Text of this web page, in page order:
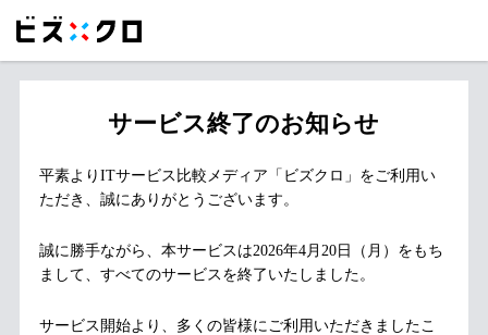
サービス終了のお知らせ
平素よりITサービス比較メディア「ビズクロ」をご利用い
ただき、誠にありがとうございます。
誠に勝手ながら、本サービスは2026年4月20日（月）をもち
まして、すべてのサービスを終了いたしました。
サービス開始より、多くの皆様にご利用いただきましたこ